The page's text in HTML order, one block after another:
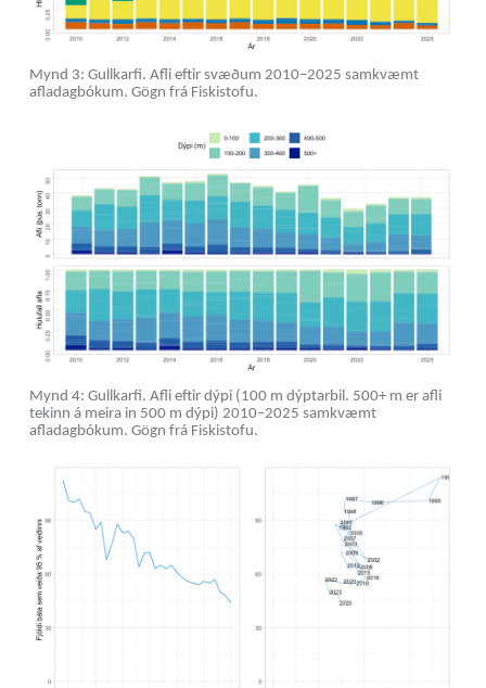
Mynd 3: Gullkarfi. Afli eftir svæðum 2010–2025 samkvæmt
afladagbókum. Gögn frá Fiskistofu.
Mynd 4: Gullkarfi. Afli eftir dýpi (100 m dýptarbil. 500+ m er afli
tekinn á meira in 500 m dýpi) 2010–2025 samkvæmt
afladagbókum. Gögn frá Fiskistofu.